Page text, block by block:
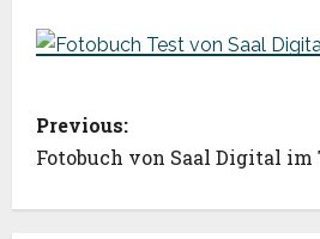
P
o
s
Previous:
Fotobuch von Saal Digital im